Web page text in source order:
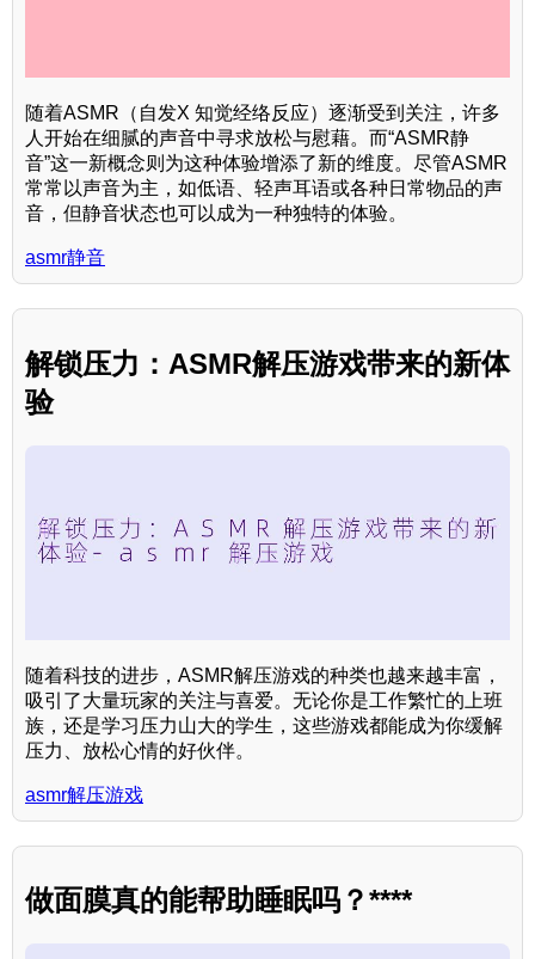
随着ASMR（自发X 知觉经络反应）逐渐受到关注，许多
人开始在细腻的声音中寻求放松与慰藉。而“ASMR静
音”这一新概念则为这种体验增添了新的维度。尽管ASMR
常常以声音为主，如低语、轻声耳语或各种日常物品的声
音，但静音状态也可以成为一种独特的体验。
asmr静音
解锁压力：ASMR解压游戏带来的新体
验
随着科技的进步，ASMR解压游戏的种类也越来越丰富，
吸引了大量玩家的关注与喜爱。无论你是工作繁忙的上班
族，还是学习压力山大的学生，这些游戏都能成为你缓解
压力、放松心情的好伙伴。
asmr解压游戏
做面膜真的能帮助睡眠吗？****